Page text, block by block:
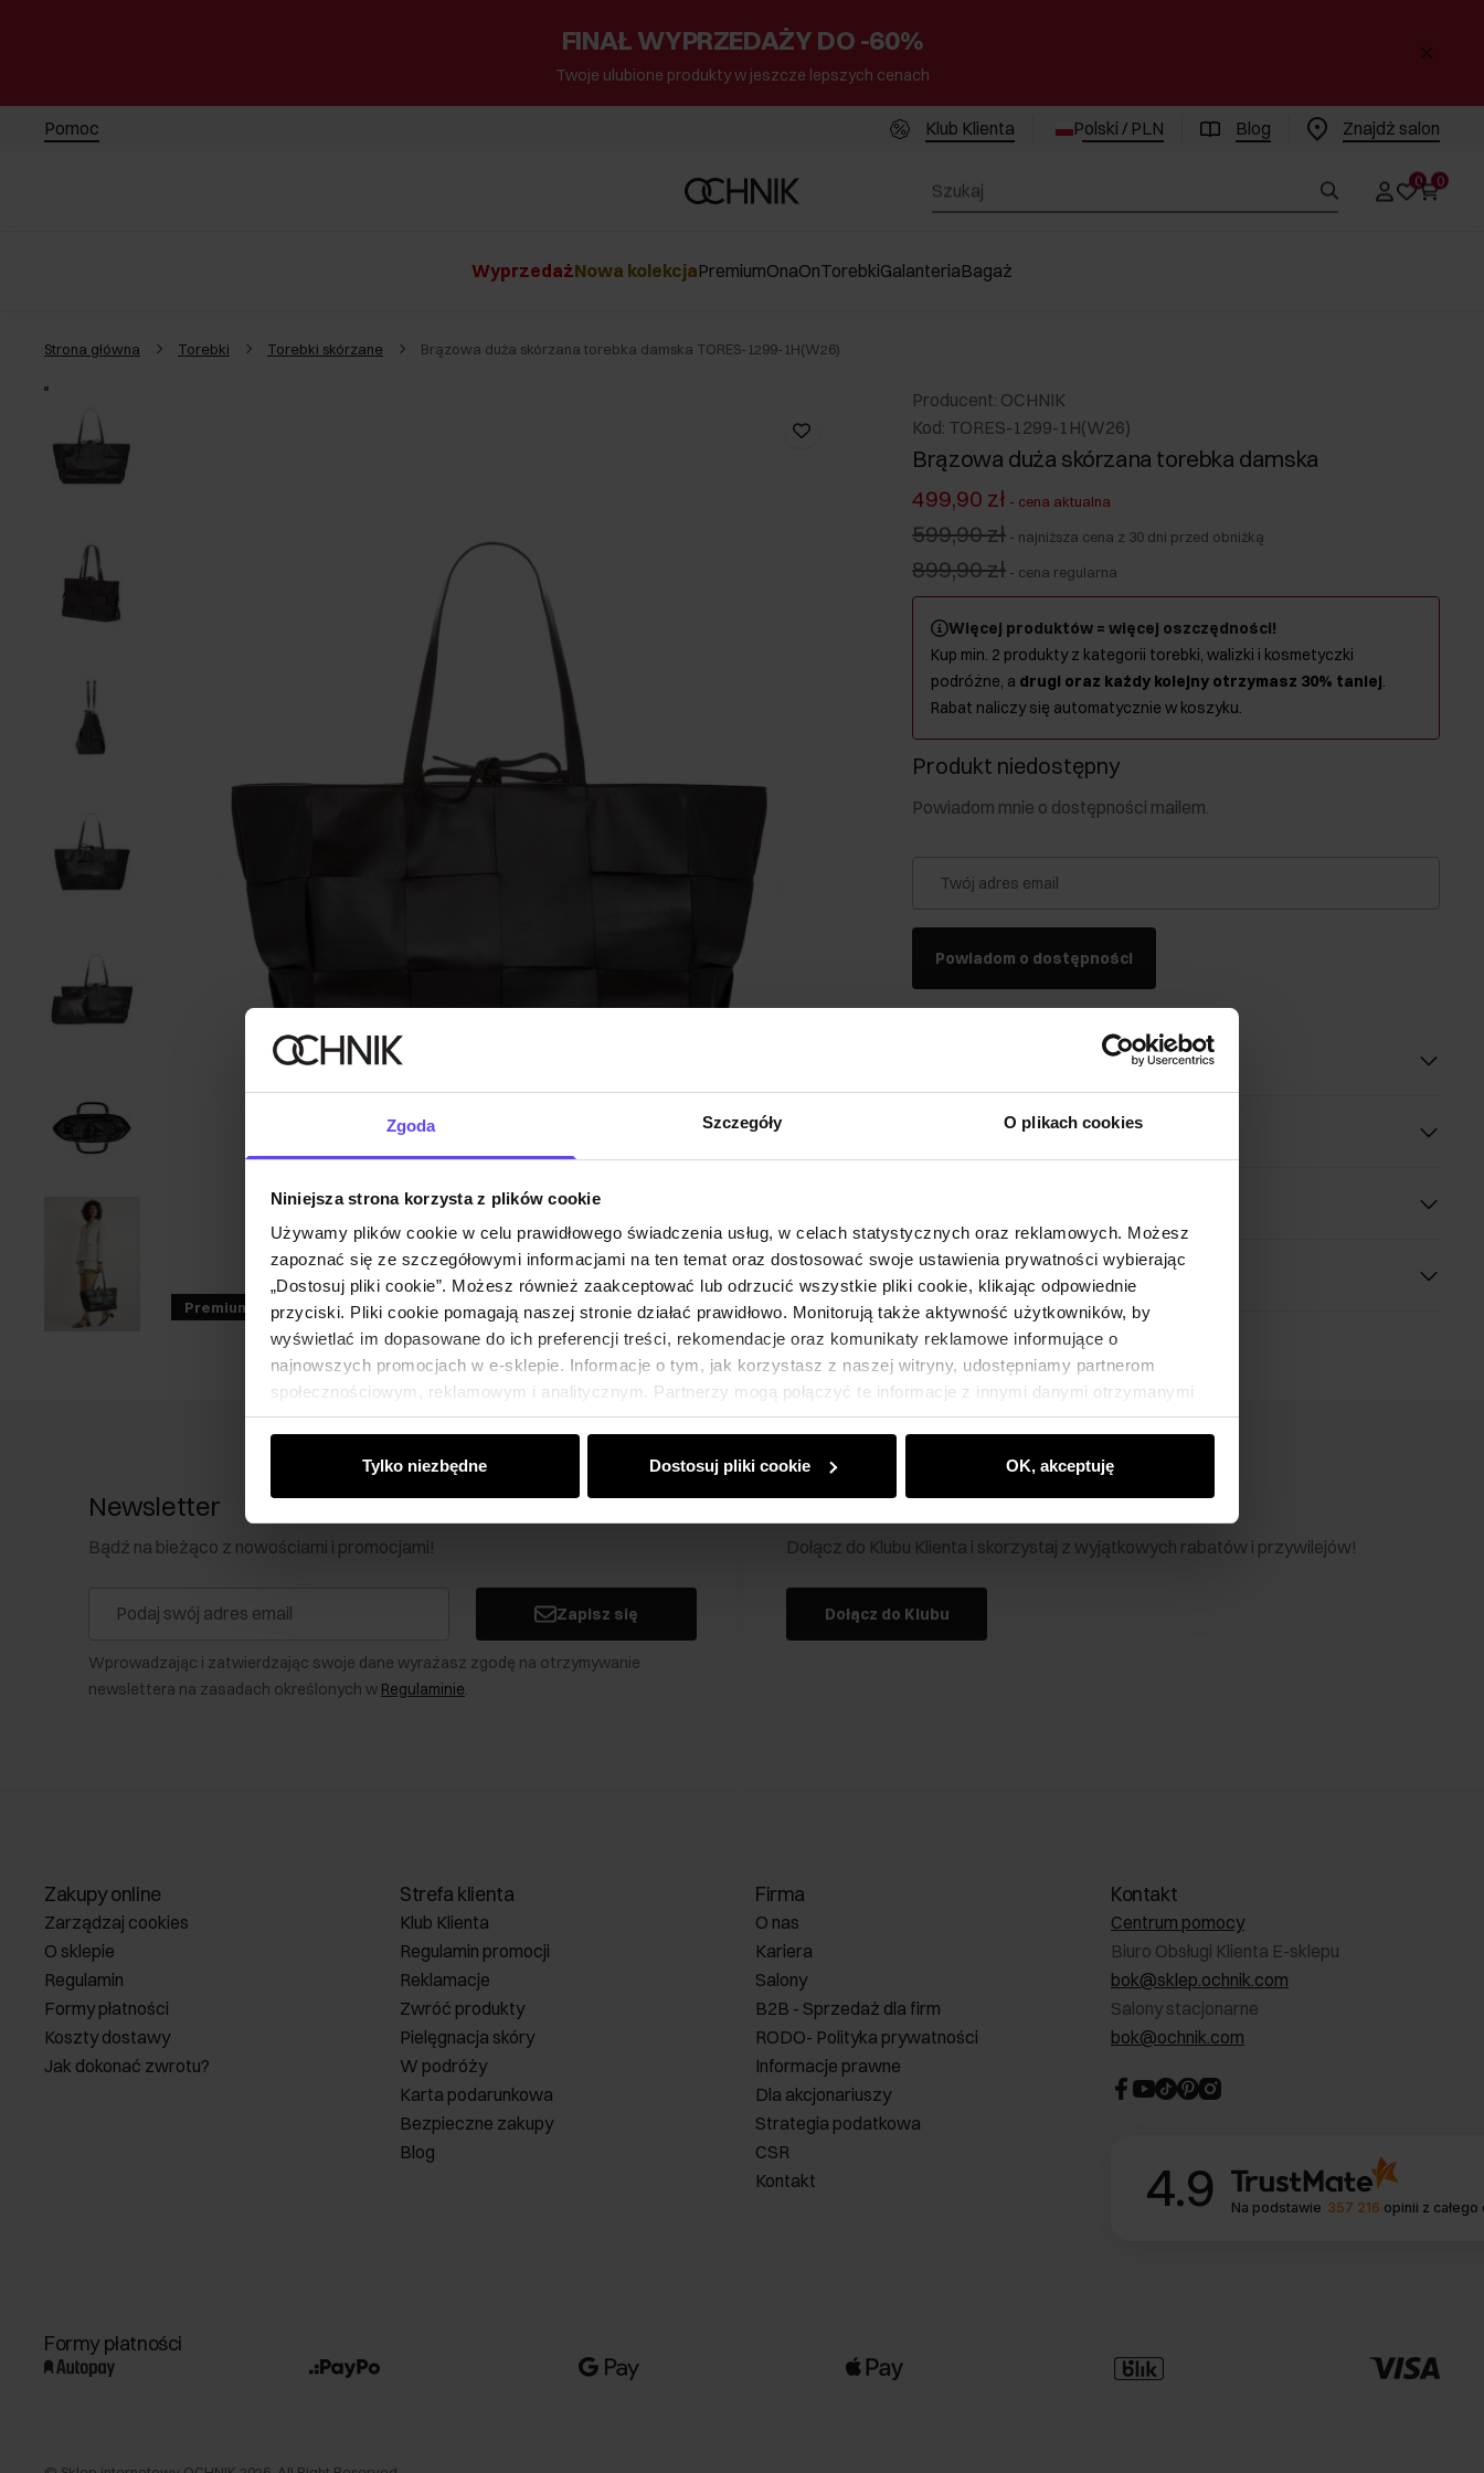
Zgoda Szczegóły O plikach cookies
Niniejsza strona korzysta z plików cookie
Używamy plików cookie w celu prawidłowego świadczenia usług, w celach statystycznych oraz reklamowych. Możesz
zapoznać się ze szczegółowymi informacjami na ten temat oraz dostosować swoje ustawienia prywatności wybierając
„Dostosuj pliki cookie”. Możesz również zaakceptować lub odrzucić wszystkie pliki cookie, klikając odpowiednie
przyciski. Pliki cookie pomagają naszej stronie działać prawidłowo. Monitorują także aktywność użytkowników, by
wyświetlać im dopasowane do ich preferencji treści, rekomendacje oraz komunikaty reklamowe informujące o
najnowszych promocjach w e-sklepie. Informacje o tym, jak korzystasz z naszej witryny, udostępniamy partnerom
społecznościowym, reklamowym i analitycznym. Partnerzy mogą połączyć te informacje z innymi danymi otrzymanymi
od Ciebie lub uzyskanymi podczas korzystania z ich usług.
Tylko niezbędne Dostosuj pliki cookie OK, akceptuję
FINAŁ WYPRZEDAŻY DO -60%
Twoje ulubione produkty w jeszcze lepszych cenach
Pomoc Klub Klienta Polski / PLN Blog Znajdż salon
0 0
WyprzedażNowa kolekcjaPremiumOnaOnTorebkiGalanteriaBagaż
Strona główna Torebki Torebki skórzane Brązowa duża skórzana torebka damska TORES-1299-1H(W26)
Premium ZGARNIJ -30%
Producent: OCHNIK
Kod: TORES-1299-1H(W26)
Brązowa duża skórzana torebka damska
499,90 zł - cena aktualna
599,90 zł - najniższa cena z 30 dni przed obniżką
899,90 zł - cena regularna
Więcej produktów = więcej oszczędności!
Kup min. 2 produkty z kategorii torebki, walizki i kosmetyczki
podróżne, a drugi oraz każdy kolejny otrzymasz 30% taniej.
Rabat naliczy się automatycznie w koszyku.
Produkt niedostępny
Powiadom mnie o dostępności mailem.
Twój adres email
Powiadom o dostępności
Szczegóły
Opinie
Newsletter
Bądź na bieżąco z nowościami i promocjami!
Zapisz się
Wprowadzając i zatwierdzając swoje dane wyrażasz zgodę na otrzymywanie
newslettera na zasadach określonych w Regulaminie.
Klub Klienta Ochnik
Dołącz do Klubu Klienta i skorzystaj z wyjątkowych rabatów i przywilejów!
Dołącz do Klubu
Zakupy online
Zarządzaj cookies
O sklepie
Regulamin
Formy płatności
Koszty dostawy
Jak dokonać zwrotu?
Strefa klienta
Klub Klienta
Regulamin promocji
Reklamacje
Zwróć produkty
Pielęgnacja skóry
W podróży
Karta podarunkowa
Bezpieczne zakupy
Blog
Firma
O nas
Kariera
Salony
B2B - Sprzedaż dla firm
RODO- Polityka prywatności
Informacje prawne
Dla akcjonariuszy
Strategia podatkowa
CSR
Kontakt
Kontakt
Centrum pomocy
Biuro Obsługi Klienta E-sklepu
bok@sklep.ochnik.com
Salony stacjonarne
bok@ochnik.com
4.9 Na podstawie 357 216 opinii z
Formy płatności